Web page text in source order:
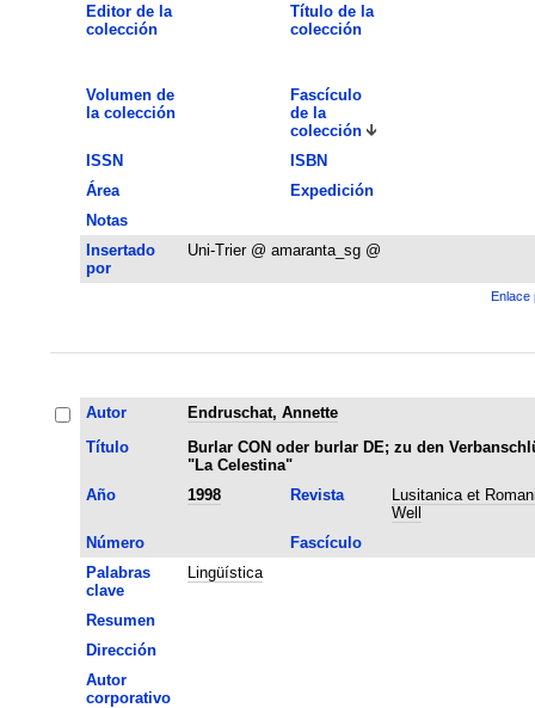
Editor de la
colección
Título de la
colección
Volumen de
la colección
Fascículo
de la
colección
ISSN
ISBN
Área
Expedición
Notas
Insertado
por
Uni-Trier @ amaranta_sg @
Enlace
Autor
Endruschat, Annette
Título
Burlar CON oder burlar DE; zu den
"La Celestina"
Año
1998 Revista
Lusitanica et
Well
Número
Fascículo
Palabras
clave
Lingüística
Resumen
Dirección
Autor
corporativo